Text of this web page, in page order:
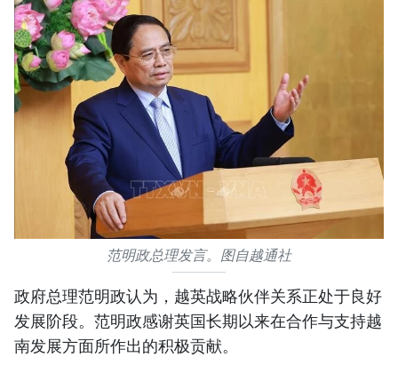
范明政总理发言。图自越通社
政府总理范明政认为，越英战略伙伴关系正处于良好
发展阶段。范明政感谢英国长期以来在合作与支持越
南发展方面所作出的积极贡献。